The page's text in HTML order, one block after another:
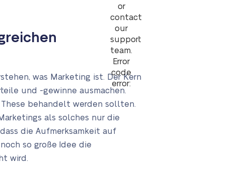
or
contact
our
support
team.
Error
code
error:
was Marketing ist. Der Kern
und -gewinne ausmachen.
behandelt werden sollten.
als solches nur die
die Aufmerksamkeit auf
so große Idee die
wird.